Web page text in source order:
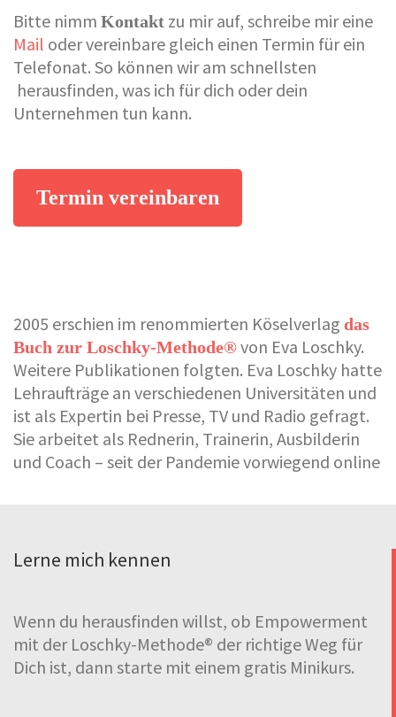
Bitte nimm Kontakt zu mir auf, schreibe mir eine
Mail oder vereinbare gleich einen Termin für ein
Telefonat. So können wir am schnellsten
herausfinden, was ich für dich oder dein
Unternehmen tun kann.
Termin vereinbaren
2005 erschien im renommierten Köselverlag das
Buch zur Loschky-Methode®von Eva Loschky.
Weitere Publikationen folgten. Eva Loschky hatte
Lehraufträge an verschiedenen Universitäten und
ist als Expertin bei Presse, TV und Radio gefragt.
Sie arbeitet als Rednerin, Trainerin, Ausbilderin
und Coach – seit der Pandemie vorwiegend online
Lerne mich kennen
Wenn du herausfinden willst, ob Empowerment
mit der Loschky-Methode® der richtige Weg für
Dich ist, dann starte mit einem gratis Minikurs.